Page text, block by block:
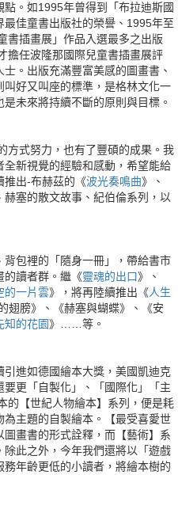
。如1995年曾得到「布拉迪斯國
佳童書出版社的榮譽、1995年至
書插畫展」作品入選最多之出版
擔任波隆那國際兒童書插畫展評
。出版充滿豐富美感的圖畫書、
好又叫座的標準，是格林文化一
未來將持續不斷的原則與目標。
方式努力，也有了豐碩的成果。我
新視覺的經驗和感動，希望能給
推出-布赫茲的《波光奏鳴曲》、
塞的散文故事、紀伯倫系列，以
包裡的「隨身一冊」，帶給書市
的讀者群。繼《靈魂的出口》、
的一片雲》，將再陸續推出《人生
翅膀》、《赫塞與蝴蝶》、《安
知的花園》……等。
進如德國繪本大獎，美國凱迪克
更「自製化」、「國際化」「主
的【世紀人物繪本】系列，便是耗
主題的自製繪本。【最受喜愛世
畫書的形式詮釋，而【藝術】系
此之外，今年我們還將以「遊戲
年齡更低的小讀者，將繪本樹的